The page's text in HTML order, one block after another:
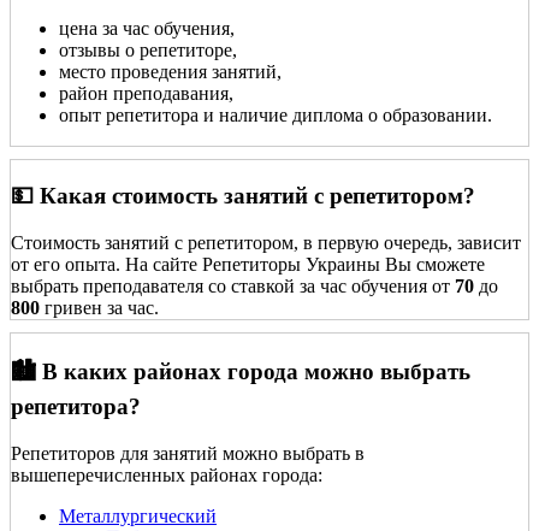
цена за час обучения,
отзывы о репетиторе,
место проведения занятий,
район преподавания,
опыт репетитора и наличие диплома о образовании.
💵 Какая стоимость занятий с репетитором?
Стоимость занятий с репетитором, в первую очередь, зависит
от его опыта. На сайте Репетиторы Украины Вы сможете
выбрать преподавателя со ставкой за час обучения от 70 до
800 гривен за час.
🏙️ В каких районах города можно выбрать
репетитора?
Репетиторов для занятий можно выбрать в
вышеперечисленных районах города:
Металлургический